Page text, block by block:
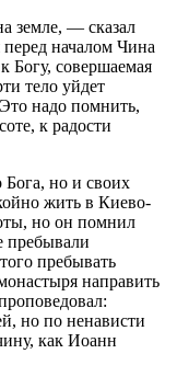
земле, — сказал
началом Чина
Богу, совершаемая
тело уйдет
надо помнить,
к радости
но и своих
жить в Киево-
но он помнил
пребывали
пребывать
направить
но по ненависти
как Иоанн